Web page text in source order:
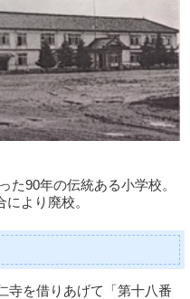
た90年の伝統ある小学校。
により廃校。
寺を借りあげて「第十八番